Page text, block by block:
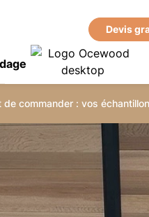
Devis
de commander : vos